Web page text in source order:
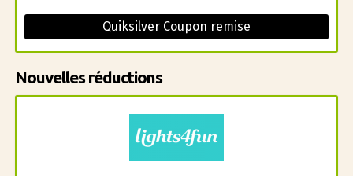
Quiksilver Coupon remise
Nouvelles réductions